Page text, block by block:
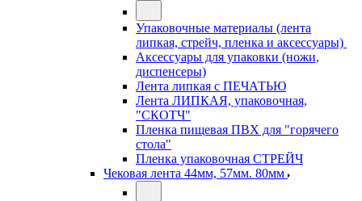
Упаковочные материалы (лента
липкая, стрейч, пленка и аксессуары)
Аксессуары для упаковки (ножи,
диспенсеры)
Лента липкая с ПЕЧАТЬЮ
Лента ЛИПКАЯ, упаковочная,
"СКОТЧ"
Пленка пищевая ПВХ для "горячего
стола"
Пленка упаковочная СТРЕЙЧ
Чековая лента 44мм, 57мм. 80мм